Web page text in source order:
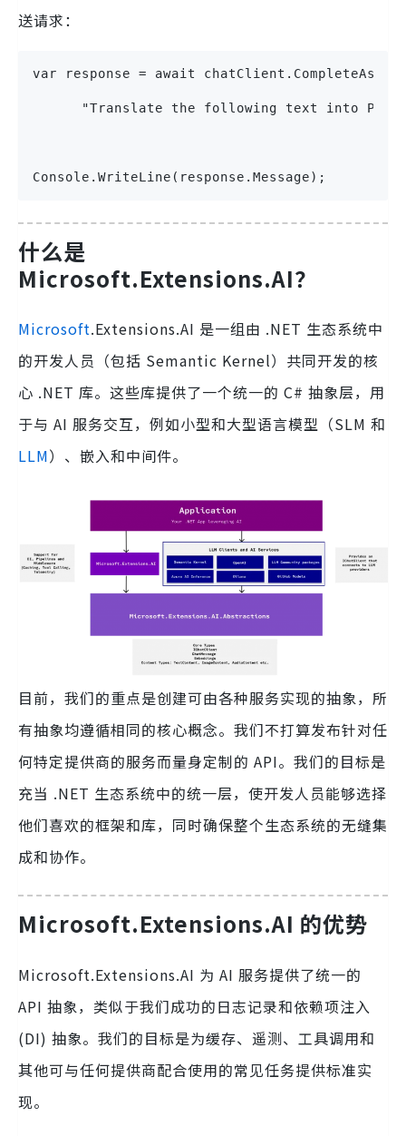
送请求：
var response = await
"Translate the following text into Pig
Console.WriteLine(response.Message);
什么是
Microsoft.Extensions.AI？
Microsoft.Extensions.AI 是一组由 .NET 生态系统中
的开发人员（包括 Semantic Kernel）共同开发的核
心 .NET 库。这些库提供了一个统一的 C# 抽象层，用
于与 AI 服务交互，例如小型和大型语言模型（SLM 和
LLM）、嵌入和中间件。
目前，我们的重点是创建可由各种服务实现的抽象，所
有抽象均遵循相同的核心概念。我们不打算发布针对任
何特定提供商的服务而量身定制的 API。我们的目标是
充当 .NET 生态系统中的统一层，使开发人员能够选择
他们喜欢的框架和库，同时确保整个生态系统的无缝集
成和协作。
Microsoft.Extensions.AI 的优势
Microsoft.Extensions.AI 为 AI 服务提供了统一的
API 抽象，类似于我们成功的日志记录和依赖项注入
(DI) 抽象。我们的目标是为缓存、遥测、工具调用和
其他可与任何提供商配合使用的常见任务提供标准实
现。